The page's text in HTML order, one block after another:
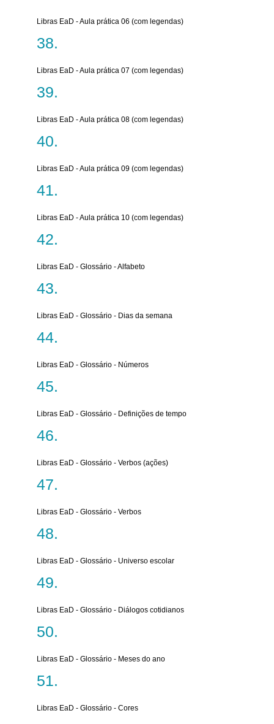
Libras EaD - Aula prática 06 (com legendas)
Libras EaD - Aula prática 07 (com legendas)
Libras EaD - Aula prática 08 (com legendas)
Libras EaD - Aula prática 09 (com legendas)
Libras EaD - Aula prática 10 (com legendas)
Libras EaD - Glossário - Alfabeto
Libras EaD - Glossário - Dias da semana
Libras EaD - Glossário - Números
Libras EaD - Glossário - Definições de tempo
Libras EaD - Glossário - Verbos (ações)
Libras EaD - Glossário - Verbos
Libras EaD - Glossário - Universo escolar
Libras EaD - Glossário - Diálogos cotidianos
Libras EaD - Glossário - Meses do ano
Libras EaD - Glossário - Cores